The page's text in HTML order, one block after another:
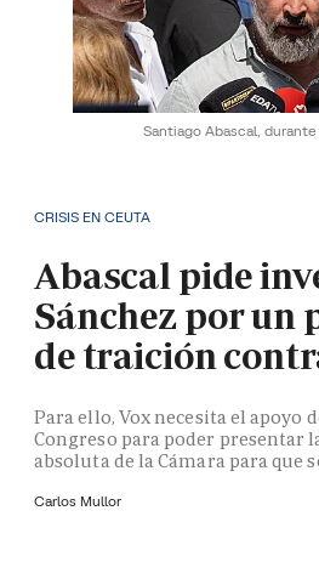
Santiago Abascal,
CRISIS EN CEUTA
Abascal pide
Sánchez por un
de traición
Para ello, Vox necesita el apoyo
Congreso para poder presentar
absoluta de la Cámara para que
Carlos Mullor